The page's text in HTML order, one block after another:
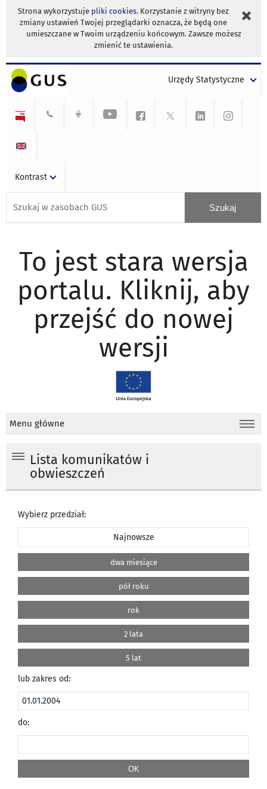
Strona wykorzystuje pliki cookies. Korzystanie z witryny bez
zmiany ustawień Twojej przeglądarki oznacza, że będą one
umieszczane w Twoim urządzeniu końcowym. Zawsze możesz
zmienić te ustawienia.
Urzędy Statystyczne
Kontrast
To jest stara wersja
portalu. Kliknij, aby
przejść do nowej
wersji
Menu główne
Lista komunikatów i
obwieszczeń
Wybierz przedział:
Najnowsze
dwa miesiące
pół roku
rok
2 lata
5 lat
lub zakres od:
do: